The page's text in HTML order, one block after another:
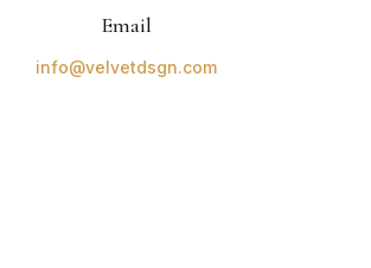
Email
info@velvetdsgn.com